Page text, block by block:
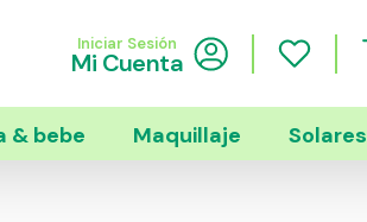
Iniciar Sesión
Mi Cuenta
& bebe Maquillaje Solares